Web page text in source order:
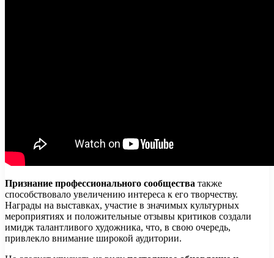
Признание профессионального сообщества также
способствовало увеличению интереса к его творчеству.
Награды на выставках, участие в значимых культурных
мероприятиях и положительные отзывы критиков создали
имидж талантливого художника, что, в свою очередь,
привлекло внимание широкой аудитории.